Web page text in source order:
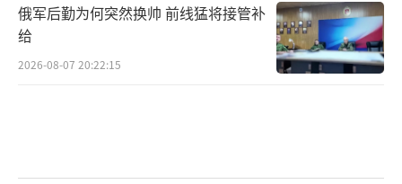
俄军后勤为何突然换帅 前线猛将接管补
给
2026-08-07 20:22:15